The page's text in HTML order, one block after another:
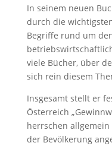
In seinem neuen
durch die
Begriffe rund um
viele Bücher, über
sich rein diesem
Insgesamt stellt er
Österreich
herrschen
der Bevölkerung